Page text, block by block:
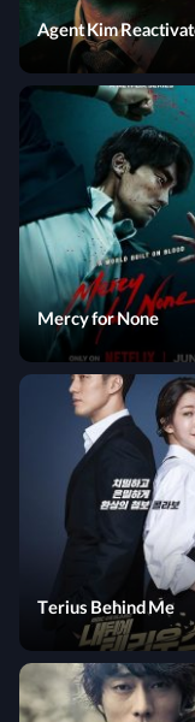
Agent Kim
Mercy for None
Terius Behind Me